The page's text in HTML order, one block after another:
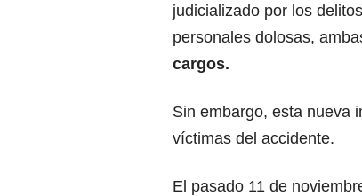
judicializado por los
personales dolosas,
cargos.
Sin embargo, esta nueva
víctimas del accidente.
El pasado 11 de